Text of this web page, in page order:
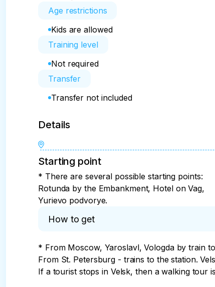
Age restrictions
Kids are allowed
Training level
Not required
Transfer
Transfer not included
Details
Starting point
* There are several possible starting points:
Rotunda by the Embankment, Hotel on Vag,
Yurievo podvorye.
How to get
* From Moscow, Yaroslavl, Vologda by train
From St. Petersburg - trains to the station.
If a tourist stops in Velsk, then a walking tour